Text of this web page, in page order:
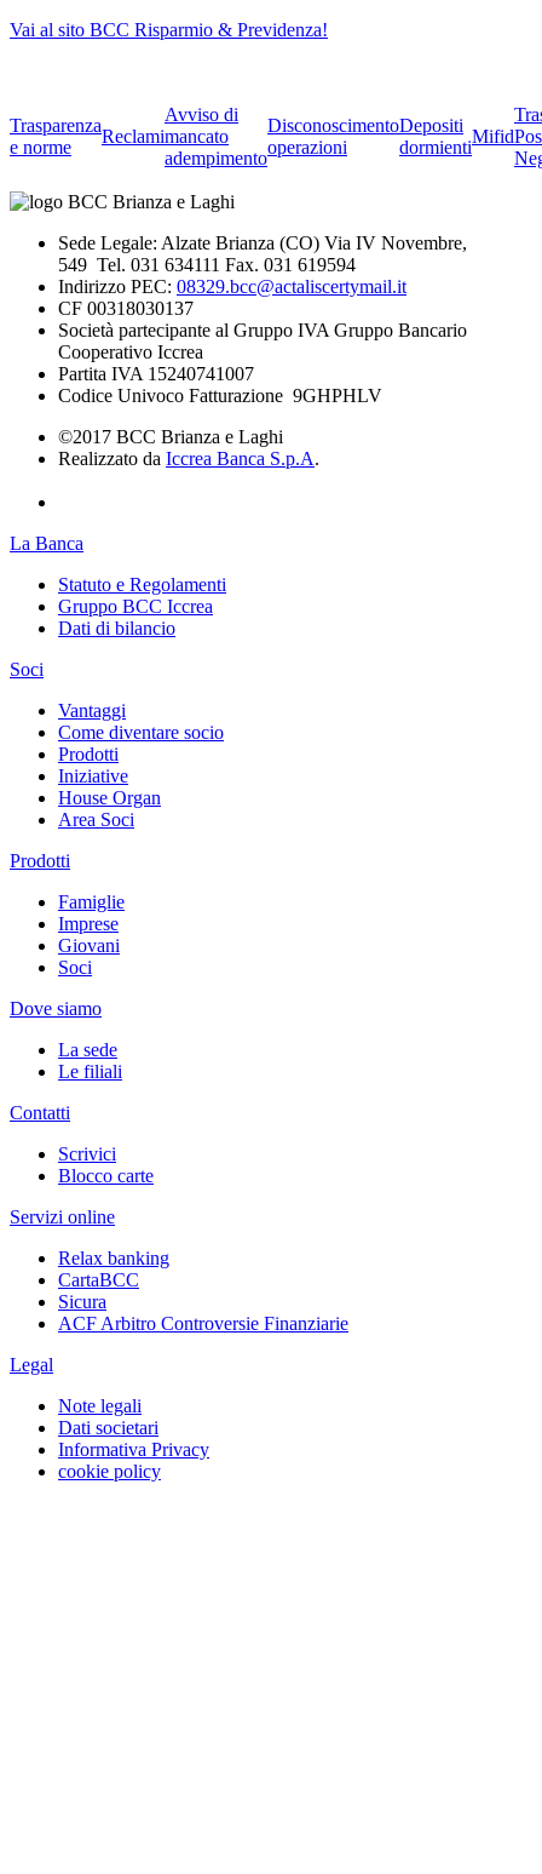
Vai al sito BCC Risparmio & Previdenza!
Trasparenza
e norme
Reclami
Avviso di
mancato
adempimento
Disconoscimento
operazioni
Depositi
dormienti
Mifid
Sede Legale: Alzate Brianza (CO) Via IV Novembre,
549 Tel. 031 634111 Fax. 031 619594
Indirizzo PEC: 08329.bcc@actaliscertymail.it
CF 00318030137
Società partecipante al Gruppo IVA Gruppo Bancario
Cooperativo Iccrea
Partita IVA 15240741007
Codice Univoco Fatturazione 9GHPHLV
©2017 BCC Brianza e Laghi
Realizzato da Iccrea Banca S.p.A.
La Banca
Statuto e Regolamenti
Gruppo BCC Iccrea
Dati di bilancio
Soci
Vantaggi
Come diventare socio
Prodotti
Iniziative
House Organ
Area Soci
Prodotti
Famiglie
Imprese
Giovani
Soci
Dove siamo
La sede
Le filiali
Contatti
Scrivici
Blocco carte
Servizi online
Relax banking
CartaBCC
Sicura
ACF Arbitro Controversie Finanziarie
Legal
Note legali
Dati societari
Informativa Privacy
cookie policy